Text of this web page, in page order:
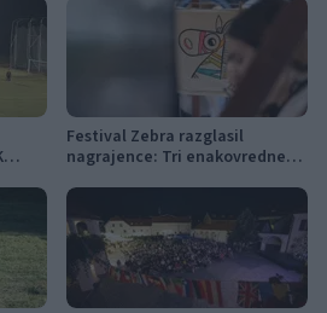
Festival Zebra razglasil
nagrajence: Tri enakovredne
občinstva